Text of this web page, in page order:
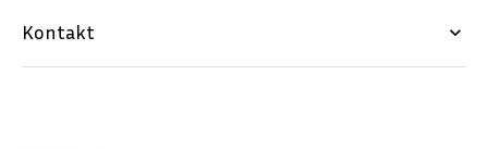
Kontakt keyboard_arrow_down